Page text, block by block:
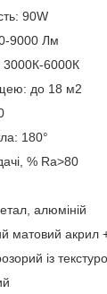
90W
9000 Лм
3000К-6000К
до 18 м2
180°
% Ra>80
алюміній
матовий акрил
із